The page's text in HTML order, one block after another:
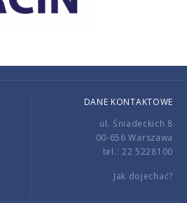
DANE KONTAKTOWE
ul. Śniadeckich 8
00-656 Warszawa
tel.: 22 5228100
Jak dojechać?